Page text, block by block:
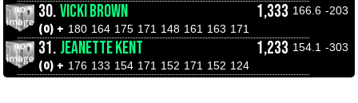
30.VICKI BROWN 1,333 166.6 -203
(0) + 180 164 175 171 148 161 163 171
31. JEANETTE KENT 1,233 154.1 -303
(0) + 176 133 154 171 152 171 152 124